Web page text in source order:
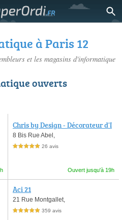
à Paris 12
et les magasins d'informatique
ouverts
Chris by Design - Décorateur d'I
ntérieur
8 Bis Rue Abel,
5,0 étoiles sur 5 26 avis
Ouvert jusqu'à 19h
Aci 21
21 Rue Montgallet,
5,0 étoiles sur 5 359 avis